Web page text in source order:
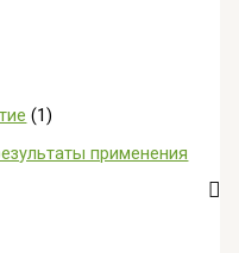
(1)
применения